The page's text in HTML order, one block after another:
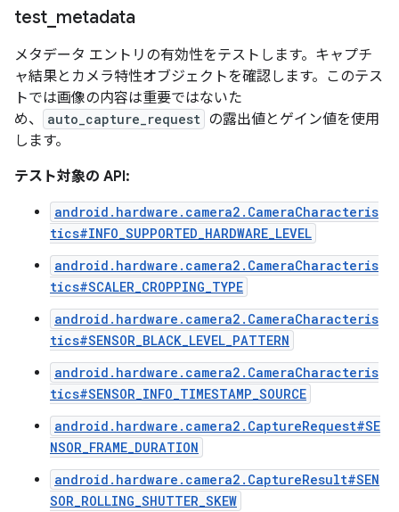
test metadata
メタデータ エントリの有効性をテストします。キャプチ
ャ結果とカメラ特性オブジェクトを確認します。このテス
トでは画像の内容は重要ではないた
め、
auto_capture_request の露出値とゲイン値を使用
します。
テスト対象の API:
android.hardware.camera2.CameraCharacteris
tics#INFO_SUPPORTED_HARDWARE_LEVEL
android.hardware.camera2.CameraCharacteris
tics#SCALER_CROPPING_TYPE
android.hardware.camera2.CameraCharacteris
tics#SENSOR_BLACK_LEVEL_PATTERN
android.hardware.camera2.CameraCharacteris
tics#SENSOR_INFO_TIMESTAMP_SOURCE
android.hardware.camera2.CaptureRequest#SE
NSOR_FRAME_DURATION
android.hardware.camera2.CaptureResult#SEN
SOR_ROLLING_SHUTTER_SKEW